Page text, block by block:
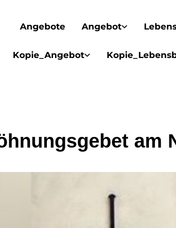
Angebote Angebot
Kopie_Angebot
am